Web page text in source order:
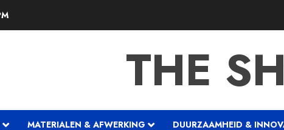
THE
MATERIALEN & AFWERKING DUURZAAMHEID &